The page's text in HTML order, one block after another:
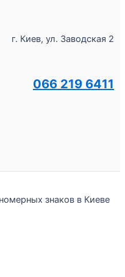
г. Киев, ул. Заводская 2
066 219 6411
знаков в Киеве